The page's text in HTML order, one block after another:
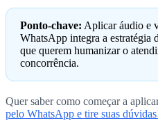
Ponto-chave: Aplicar áudio e
WhatsApp integra a estratégia
que querem humanizar o
concorrência.
Quer saber como começar a
pelo WhatsApp e tire suas